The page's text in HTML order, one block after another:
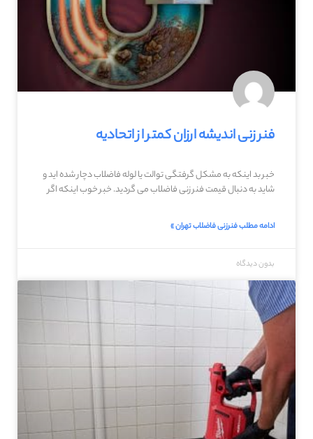
فنر زنی اندیشه ارزان کمتر از اتحادیه
خبر بد اینکه به مشکل گرفتگی توالت یا لوله فاضلاب دچار شده اید و
شاید به دنبال قیمت فنر زنی فاضلاب می گردید. خبر خوب اینکه اگر
ادامه مطلب فنرزنی فاضلاب تهران »
بدون دیدگاه